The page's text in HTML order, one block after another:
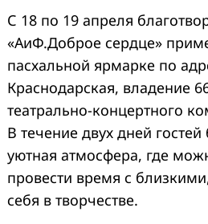
С 18 по 19 апреля
«АиФ.Доброе сердце»
пасхальной ярмарке по
Краснодарская, владение
театрально-концертного
В течение двух дней
уютная атмосфера, где
провести время с
себя в творчестве.